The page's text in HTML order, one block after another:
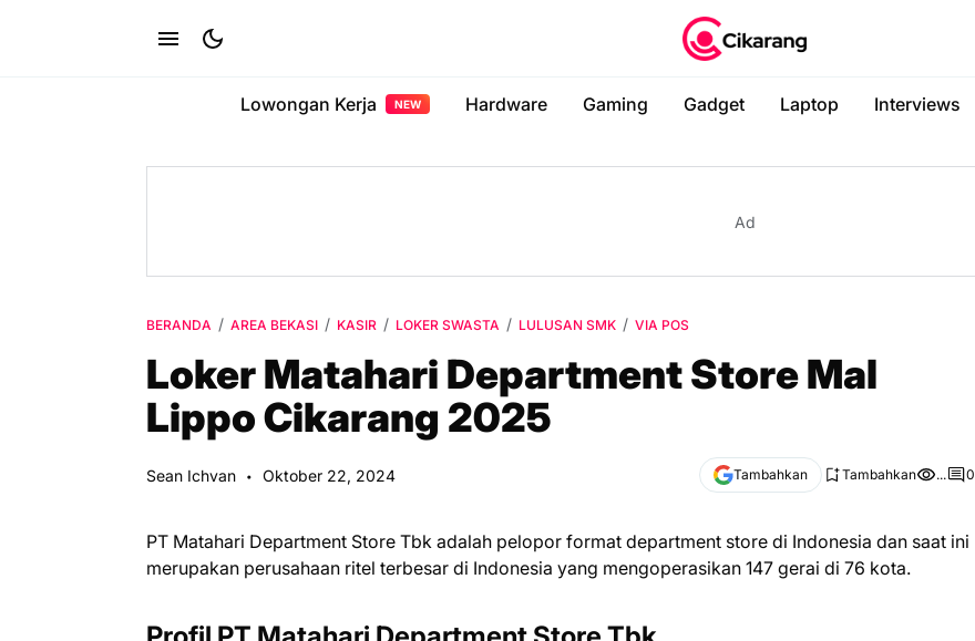
Lowongan Kerja NEW Hardware Gaming Gadget Laptop Interviews
Ad
BERANDA AREA BEKASI KASIR LOKER SWASTA LULUSAN SMK VIA POS
Loker Matahari Department Store Mal
Lippo Cikarang 2025
Sean Ichvan Oktober 22, 2024 Tambahkan Tambahkan ... 0
PT Matahari Department Store Tbk adalah pelopor format department store di Indonesia dan saat ini
merupakan perusahaan ritel terbesar di Indonesia yang mengoperasikan 147 gerai di 76 kota.